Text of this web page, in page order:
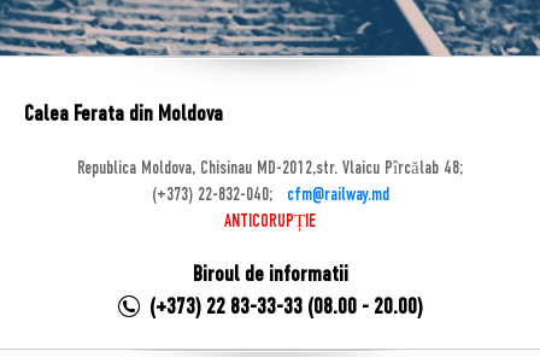
Calea Ferata din Moldova
Republica Moldova, Chisinau MD-2012,str. Vlaicu Pîrcălab 48;
(+373) 22-832-040;
cfm@railway.md
ANTICORUPȚIE
Biroul de informatii
(+373) 22 83-33-33 (08.00 - 20.00)